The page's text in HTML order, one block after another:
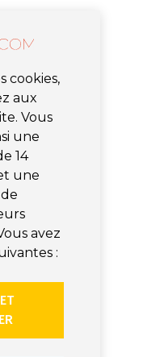
cookies,
aux
Vous
une
14
une
avez
: